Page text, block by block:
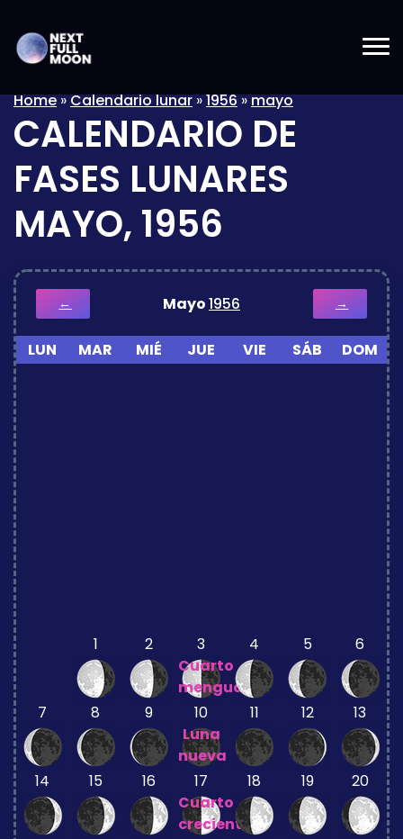
Home»Calendario lunar»1956»mayo
CALENDARIO DE
FASES LUNARES
MAYO, 1956
← Mayo1956 →
LUN MAR MIÉ JUE VIE SÁB DOM
1 2
3
Cuarto
menguante
4 5 6
7 8 9
10
Luna
nueva
11 12 13
14 15 16
17
Cuarto
creciente
18 19 20